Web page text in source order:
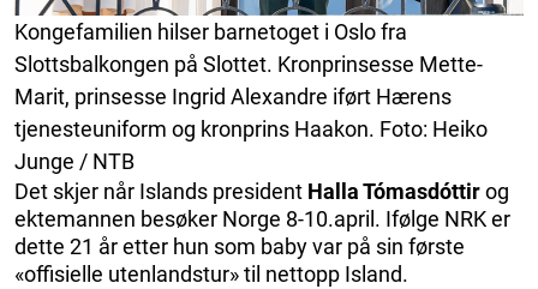
Kongefamilien hilser barnetoget i Oslo fra
Slottsbalkongen på Slottet. Kronprinsesse Mette-
Marit, prinsesse Ingrid Alexandre iført Hærens
tjenesteuniform og kronprins Haakon. Foto: Heiko
Junge / NTB
Det skjer når Islands president Halla Tómasdóttirog
ektemannen besøker Norge 8-10.april. Ifølge NRK er
dette 21 år etter hun som baby var på sin første
«offisielle utenlandstur» til nettopp Island.